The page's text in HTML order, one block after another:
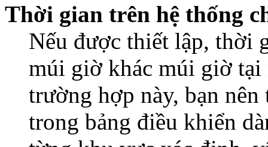
Thời gian trên hệ thống
Nếu được thiết lập, thời
múi giờ khác múi giờ tại
trường hợp này, bạn
trong bảng điều khiển